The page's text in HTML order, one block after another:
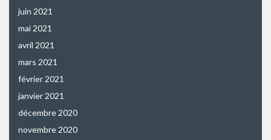
juin 2021
mai 2021
avril 2021
mars 2021
février 2021
janvier 2021
décembre 2020
novembre 2020